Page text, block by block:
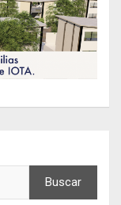
Buscar